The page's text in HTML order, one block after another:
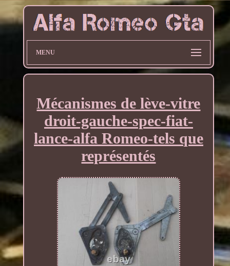
MENU
Mécanismes de lève-vitre
droit-gauche-spec-fiat-
lance-alfa Romeo-tels que
représentés